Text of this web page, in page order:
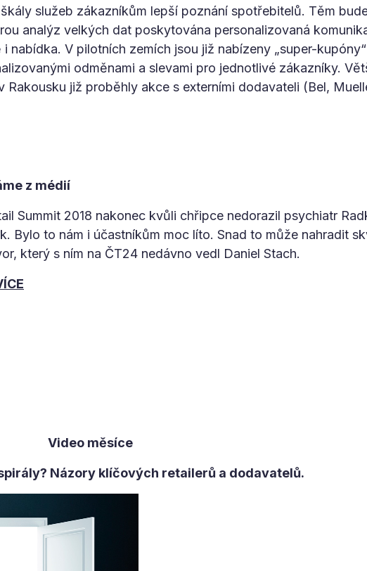
služeb zákazníkům lepší poznání spotřebitelů. Těm
analýz velkých dat poskytována personalizovaná
i nabídka. V pilotních zemích jsou již nabízeny „super-
odměnami a slevami pro jednotlivé zákazníky.
Rakousku již proběhly akce s externími dodavateli (Bel,
z médií
Summit 2018 nakonec kvůli chřipce nedorazil psychiatr
Bylo to nám i účastníkům moc líto. Snad to může nahradit
který s ním na ČT24 nedávno vedl Daniel Stach.
Video měsíce
Názory klíčových retailerů a dodavatelů.